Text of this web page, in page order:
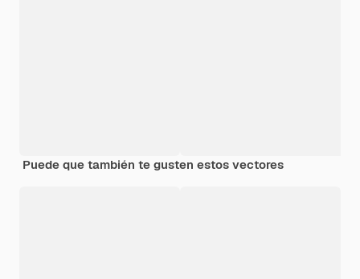
Puede que también te gusten estos vectores